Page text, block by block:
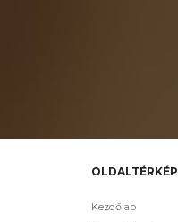
OLDALTÉRKÉP
Kezdőlap